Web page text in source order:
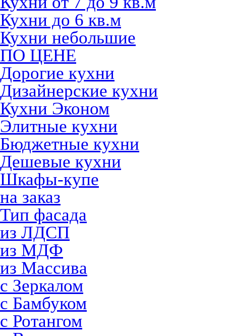
Кухни до 6 кв.м
Кухни небольшие
ПО ЦЕНЕ
Дорогие кухни
Дизайнерские кухни
Кухни Эконом
Элитные кухни
Бюджетные кухни
Дешевые кухни
Шкафы-купе
на заказ
Тип фасада
из ЛДСП
из МДФ
из Массива
с Зеркалом
с Бамбуком
с Ротангом